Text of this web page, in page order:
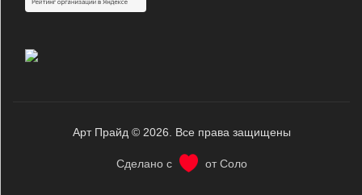
Арт Прайд © 2026. Все права защищены
Сделано с от Соло